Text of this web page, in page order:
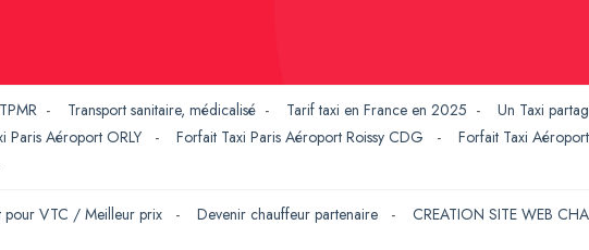
- Transport sanitaire, médicalisé - Tarif taxi en France en 2025 - Un Taxi
Paris Aéroport ORLY - Forfait Taxi Paris Aéroport Roissy CDG - Forfait Taxi
pour VTC / Meilleur prix - Devenir chauffeur partenaire - CREATION SITE WEB